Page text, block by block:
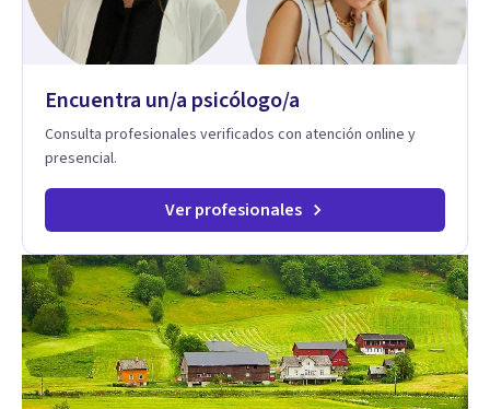
Encuentra un/a psicólogo/a
Consulta profesionales verificados con atención online y
presencial.
Ver profesionales